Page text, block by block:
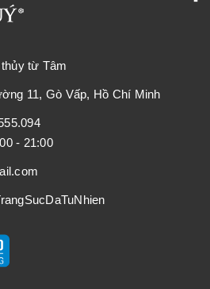
từ Tâm
11, Gò Vấp, Hồ Chí Minh
- 21:00